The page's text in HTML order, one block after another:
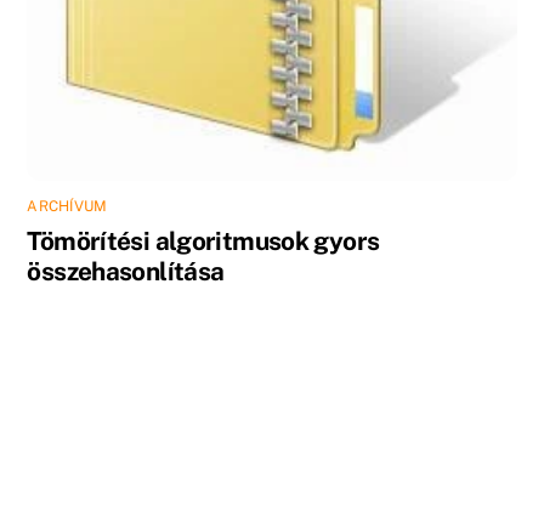
ARCHÍVUM
Tömörítési algoritmusok gyors
összehasonlítása